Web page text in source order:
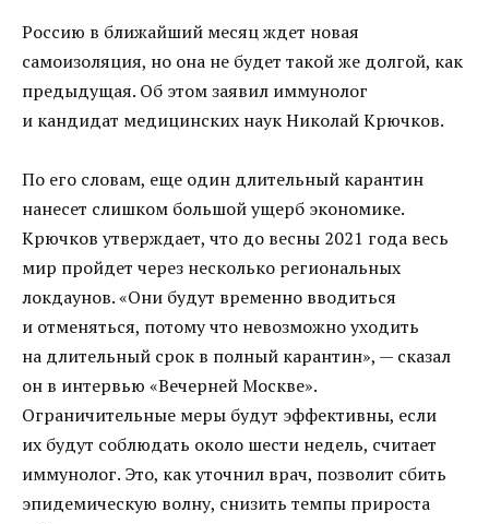
Россию в ближайший месяц ждет новая
самоизоляция, но она не будет такой же долгой, как
предыдущая. Об этом заявил иммунолог
и кандидат медицинских наук Николай Крючков.
По его словам, еще один длительный карантин
нанесет слишком большой ущерб экономике.
Крючков утверждает, что до весны 2021 года весь
мир пройдет через несколько региональных
локдаунов. «Они будут временно вводиться
и отменяться, потому что невозможно уходить
на длительный срок в полный карантин», — сказал
он в интервью «Вечерней Москве».
Ограничительные меры будут эффективны, если
их будут соблюдать около шести недель, считает
иммунолог. Это, как уточнил врач, позволит сбить
эпидемическую волну, снизить темпы прироста